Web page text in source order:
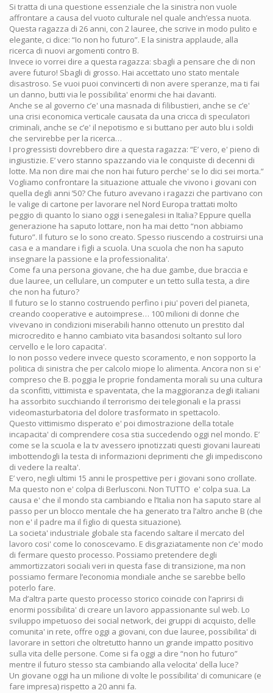
Si tratta di una questione essenziale che la sinistra non vuole
affrontare a causa del vuoto culturale nel quale anch’essa nuota.
Questa ragazza di 26 anni, con 2 lauree, che scrive in modo pulito e
elegante, ci dice: “Io non ho futuro”. E la sinistra applaude, alla
ricerca di nuovi argomenti contro B.
Invece io vorrei dire a questa ragazza: sbagli a pensare che di non
avere futuro! Sbagli di grosso. Hai accettato uno stato mentale
disastroso. Se vuoi puoi convincerti di non avere speranze, ma ti fai
un danno, butti via le possibilita' enormi che hai davanti.
Anche se al governo c’e' una masnada di filibustieri, anche se c’e'
una crisi economica verticale causata da una cricca di speculatori
criminali, anche se c’e' il nepotismo e si buttano per auto blu i soldi
che servirebbe per la ricerca…
I progressisti dovrebbero dire a questa ragazza: “E’ vero, e' pieno di
ingiustizie. E’ vero stanno spazzando via le conquiste di decenni di
lotte. Ma non dire mai che non hai futuro perche' se lo dici sei morta.”
Vogliamo confrontare la situazione attuale che vivono i giovani con
quella degli anni ’50? Che futuro avevano i ragazzi che partivano con
le valige di cartone per lavorare nel Nord Europa trattati molto
peggio di quanto lo siano oggi i senegalesi in Italia? Eppure quella
generazione ha saputo lottare, non ha mai detto “non abbiamo
futuro”. Il futuro se lo sono creato. Spesso riuscendo a costruirsi una
casa e a mandare i figli a scuola. Una scuola che non ha saputo
insegnare la passione e la professionalita'.
Come fa una persona giovane, che ha due gambe, due braccia e
due lauree, un cellulare, un computer e un tetto sulla testa, a dire
che non ha futuro?
Il futuro se lo stanno costruendo perfino i piu' poveri del pianeta,
creando cooperative e autoimprese… 100 milioni di donne che
vivevano in condizioni miserabili hanno ottenuto un prestito dal
microcredito e hanno cambiato vita basandosi soltanto sul loro
cervello e le loro capacita'.
Io non posso vedere invece questo scoramento, e non sopporto la
politica di sinistra che per calcolo miope lo alimenta. Ancora non si e'
compreso che B. poggia le proprie fondamenta morali su una cultura
da sconfitti, vittimista e spaventata, che la maggioranza degli italiani
ha assorbito succhiando il terrorismo dei telegionali e la prassi
videomasturbatoria del dolore trasformato in spettacolo.
Questo vittimismo disperato e' poi dimostrazione della totale
incapacita' di comprendere cosa stia succedendo oggi nel mondo. E’
come se la scuola e la tv avessero ipnotizzati questi giovani laureati
imbottendogli la testa di informazioni deprimenti che gli impediscono
di vedere la realta'.
E’ vero, negli ultimi 15 anni le prospettive per i giovani sono crollate.
Ma questo non e' colpa di Berlusconi. Non TUTTO e' colpa sua. La
causa e' che il mondo sta cambiando e l’Italia non ha saputo stare al
passo per un blocco mentale che ha generato tra l’altro anche B (che
non e' il padre ma il figlio di questa situazione).
La societa' industriale globale sta facendo saltare il mercato del
lavoro cosi' come lo conoscevamo. E disgraziatamente non c’e' modo
di fermare questo processo. Possiamo pretendere degli
ammortizzatori sociali veri in questa fase di transizione, ma non
possiamo fermare l’economia mondiale anche se sarebbe bello
poterlo fare.
Ma d’altra parte questo processo storico coincide con l’aprirsi di
enormi possibilita' di creare un lavoro appassionante sul web. Lo
sviluppo impetuoso dei social network, dei gruppi di acquisto, delle
comunita' in rete, offre oggi a giovani, con due lauree, possibilita' di
lavorare in settori che oltretutto hanno un grande impatto positivo
sulla vita delle persone. Come si fa oggi a dire “non ho futuro”
mentre il futuro stesso sta cambiando alla velocita' della luce?
Un giovane oggi ha un milione di volte le possibilita' di comunicare (e
fare impresa) rispetto a 20 anni fa.